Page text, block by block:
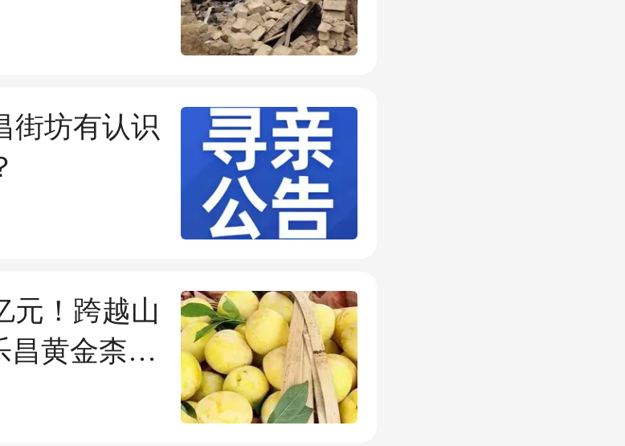
街坊有认识
元！跨越山
昌黄金柰李